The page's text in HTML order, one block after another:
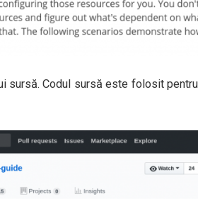
sursă. Codul sursă este folosit